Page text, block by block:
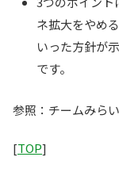
ネ拡大をやめ
いった方針が
です。
参照：チームみら
[TOP]